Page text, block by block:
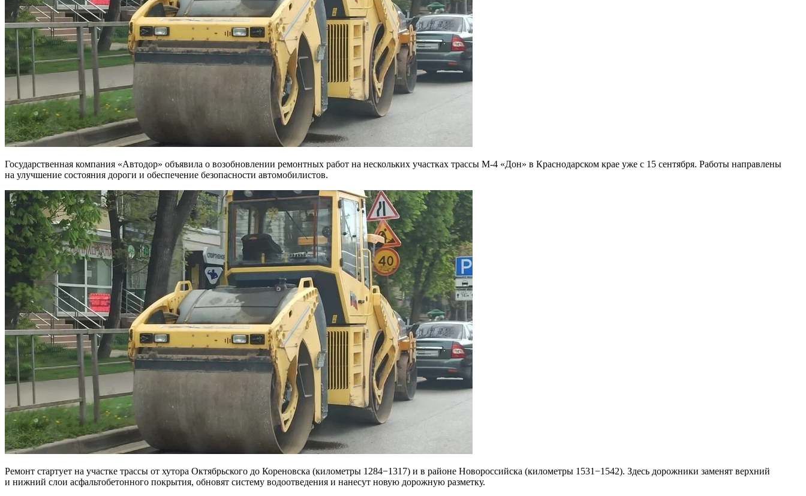
Государственная компания «Автодор» объявила о возобновлении ремонтных работ на нескольких участках трассы М-4 «Дон» в Краснодарском крае уже с 15 сентября. Работы направлены
на улучшение состояния дороги и обеспечение безопасности автомобилистов.
Ремонт стартует на участке трассы от хутора Октябрьского до Кореновска (километры 1284−1317) и в районе Новороссийска (километры 1531−1542). Здесь дорожники заменят верхний
и нижний слои асфальтобетонного покрытия, обновят систему водоотведения и нанесут новую дорожную разметку.